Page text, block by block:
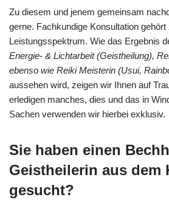
Zu diesem und jenem gemeinsam
gerne. Fachkundige Konsultation
Leistungsspektrum. Wie das Ergebnis
Energie- & Lichtarbeit (Geistheilung),
ebenso wie Reiki Meisterin (Usui,
aussehen wird, zeigen wir Ihnen auf
erledigen manches, dies und das in
Sachen verwenden wir hierbei exklusiv.
Sie haben einen
Geistheilerin aus dem
gesucht?